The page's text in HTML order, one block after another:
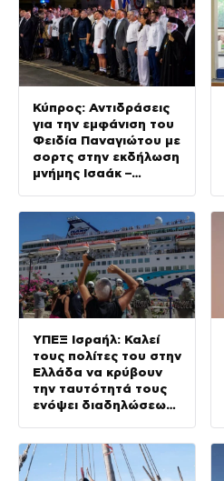
Κύπρος: Αντιδράσεις
για την εμφάνιση του
Φειδία Παναγιώτου με
σορτς στην εκδήλωση
μνήμης Ισαάκ –
ΥΠΕΞ Ισραήλ: Καλεί
τους πολίτες του στην
Ελλάδα να κρύβουν
την ταυτότητά τους
ενόψει διαδηλώσεων